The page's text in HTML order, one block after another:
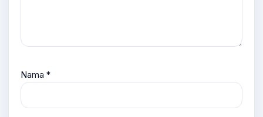
Nama *